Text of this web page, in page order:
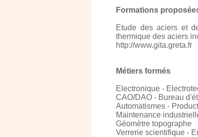
Formations
Etude des aciers et
thermique des aciers
http://www.gita.greta.fr
Métiers formés
Electronique -
CAO/DAO - Bureau
Automatismes -
Maintenance
Géomètre topographe
Verrerie scientifique -